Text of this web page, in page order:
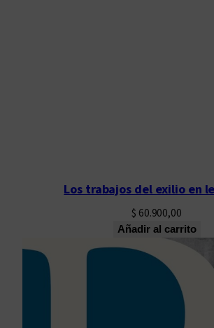
Los trabajos del exilio en
$ 60.900,00
Añadir al carrito